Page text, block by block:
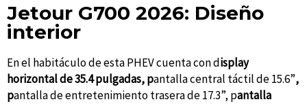
Jetour G700 2026: Diseño
interior
En el habitáculo de esta PHEV cuenta con display
horizontal de 35.4 pulgadas, pantalla central táctil de 15.6”,
pantalla de entretenimiento trasera de 17.3”, pantalla